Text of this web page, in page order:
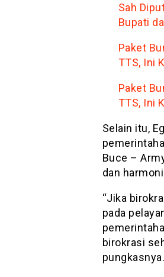
Sah
Bupati
Paket
TTS, Ini
Paket
TTS, Ini
Selain itu,
Buce –
dan
“Jika
pada
birokrasi
pungkasnya.